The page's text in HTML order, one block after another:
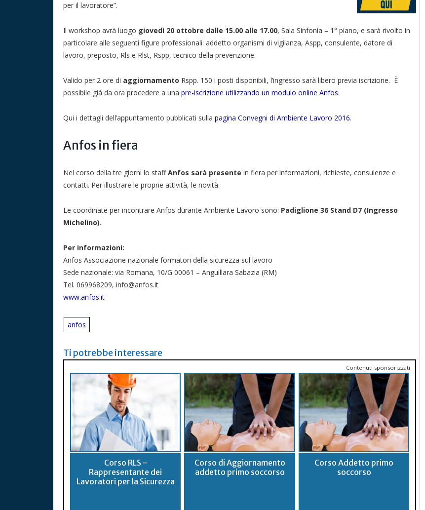
per il lavoratore”.
Il workshop avrà luogo giovedì 20 ottobre dalle 15.00 alle 17.00, Sala Sinfonia – 1° piano, e sarà rivolto in
particolare alle seguenti figure professionali: addetto organismi di vigilanza, Aspp, consulente, datore di
lavoro, preposto, Rls e Rlst, Rspp, tecnico della prevenzione.
Valido per 2 ore di aggiornamento Rspp. 150 i posti disponibili, l’ingresso sarà libero previa iscrizione. È
possibile già da ora procedere a una pre-iscrizione utilizzando un modulo online Anfos.
Qui i dettagli dell’appuntamento pubblicati sulla pagina Convegni di Ambiente Lavoro 2016.
Anfos in fiera
Nel corso della tre giorni lo staffAnfos sarà presente in fiera per informazioni, richieste, consulenze e
contatti. Per illustrare le proprie attività, le novità.
Le coordinate per incontrare Anfos durante Ambiente Lavoro sono: Padiglione 36 Stand D7 (Ingresso
Michelino).
Per informazioni:
Anfos Associazione nazionale formatori della sicurezza sul lavoro
Sede nazionale: via Romana, 10/G 00061 – Anguillara Sabazia (RM)
Tel. 069968209, info@anfos.it
www.anfos.it
anfos
Ti potrebbe interessare
Contenuti sponsorizzati
Corso RLS -
Rappresentante dei
Lavoratori per la Sicurezza
Corso di Aggiornamento
addetto primo soccorso
Corso Addetto primo
soccorso